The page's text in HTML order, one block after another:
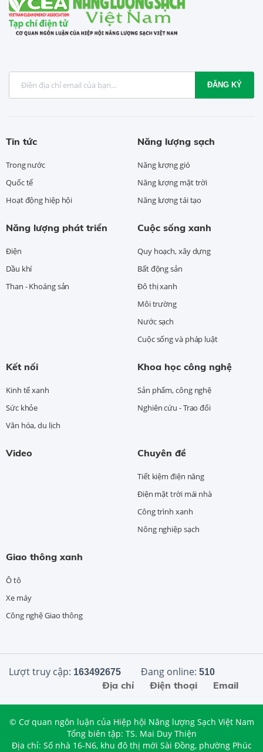
ĐĂNG KÝ
Tin tức
Trong nước
Quốc tế
Hoạt động hiệp hội
Năng lượng sạch
Năng lượng gió
Năng lượng mặt trời
Năng lượng tái tạo
Năng lượng phát triển
Điện
Dầu khí
Than - Khoáng sản
Cuộc sống xanh
Quy hoạch, xây dựng
Bất động sản
Đô thị xanh
Môi trường
Nước sạch
Cuộc sống và pháp luật
Kết nối
Kinh tế xanh
Sức khỏe
Văn hóa, du lịch
Khoa học công nghệ
Sản phẩm, công nghệ
Nghiên cứu - Trao đổi
Video Chuyên đề
Tiết kiệm điện năng
Điện mặt trời mái nhà
Công trình xanh
Nông nghiệp sạch
Giao thông xanh
Ô tô
Xe máy
Công nghệ Giao thông
Lượt truy cập: 163492675 Đang online: 510
Email
Điện thoại
Địa chỉ
© Cơ quan ngôn luận của Hiệp hội Năng lượng Sạch Việt Nam
Tổng biên tập: TS. Mai Duy Thiện
Địa chỉ: Số nhà 16-N6, khu đô thị mới Sài Đồng, phường Phúc